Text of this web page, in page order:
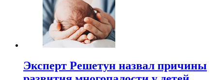
Эксперт Решетун назвал причины